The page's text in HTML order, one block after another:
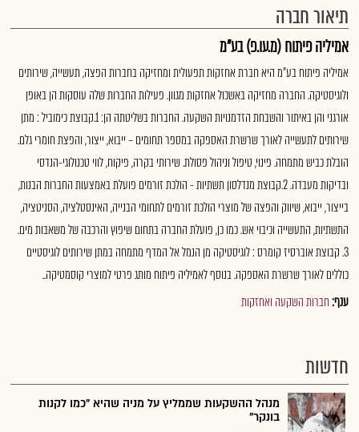
תיאור חברה
אמיליה פיתוח (מ.עו.פ) בע"מ
אמיליה פיתוח בע"מ היא חברת אחזקות תפעולית ומחזיקה בחברות הפצה, תעשייה, שירותים
ולוגיסטיקה. החברה מחזיקה באשכול אחזקות מגוון. פעילות החברות שלה עוסקות הן באופן
אורגני והן באיתור והשבחת הזדמנויות השקעה. החברות בשליטתה הן: 1.קבוצת כימוביל : מתן
שירותים לתעשייה לאורך שרשרת האספקה במספר תחומים – ייבוא, ייצור, והפצת חומרי גלם.
הובלת כביש מתמחה. פינוי, טיפול וניהול פסולת. שירותי בקרה, פיקוח, לווי טכנולוגי-הנדסי
ובדיקות מעבדה. 2.קבוצת מנדלסון תשתיות - הולכת זורמים פועלת באמצעות החברות הבנות,
בייצור, ייבוא, שיווק והפצה של מוצרי הולכת זורמים לתחומי הבנייה, האינסטלציה, הסניטציה,
התשתיות, התעשייה וכיבוי אש. כמו כן, פועלת החברה בתחום שיפוץ והרכבה של משאבות מים.
3. קבוצת אוברסיז קומרס : לוגיסטיקה מן הנמל אל המדף מתמחה במתן שירותים לוגיסטיים
כוללים לאורך שרשרת האספקה. בנוסף לאמיליה פיתוח מותג פרטי למוצרי קוסמטיקה..
ענף:חברות השקעה ואחזקות
חדשות
מנהל ההשקעות שממליץ על מניה שהיא "כמו לקנות
בונקר"